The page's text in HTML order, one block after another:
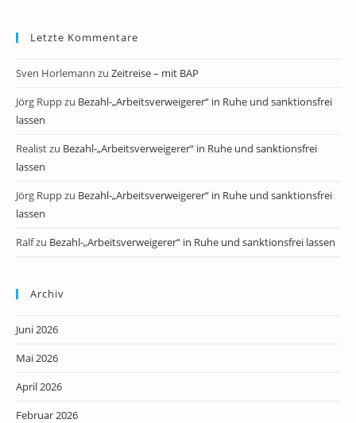
Letzte Kommentare
Sven Horlemann zu Zeitreise – mit BAP
Jörg Ruppzu Bezahl-„Arbeitsverweigerer“ in Ruhe und sanktionsfrei
lassen
Realistzu Bezahl-„Arbeitsverweigerer“ in Ruhe und sanktionsfrei
lassen
Jörg Ruppzu Bezahl-„Arbeitsverweigerer“ in Ruhe und sanktionsfrei
lassen
Ralfzu Bezahl-„Arbeitsverweigerer“ in Ruhe und sanktionsfrei lassen
Archiv
Juni 2026
Mai 2026
April 2026
Februar 2026